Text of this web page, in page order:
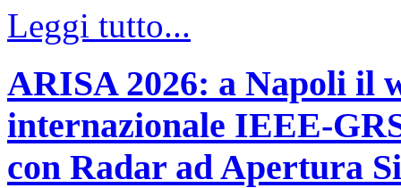
Leggi tutto...
ARISA 2026: a Napoli il
internazionale IEEE-
con Radar ad Apertura